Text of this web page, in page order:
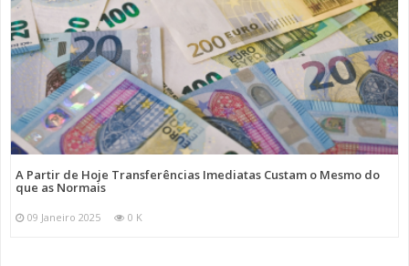
A Partir de Hoje Transferências Imediatas Custam o Mesmo do
que as Normais
09 Janeiro 2025 0 K